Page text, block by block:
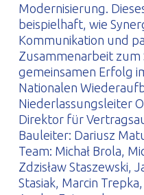
Modernisierung.
beispielhaft, wie
Kommunikation und
Zusammenarbeit zum
gemeinsamen Erfolg
Nationalen
Niederlassungsleiter
Direktor für
Bauleiter: Dariusz
Team: Michał Brola,
Zdzisław Staszewski,
Stasiak, Marcin